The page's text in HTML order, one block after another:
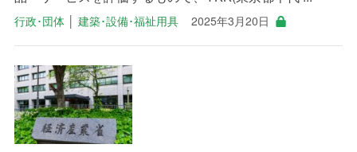
行政･団体│ 建築･設備･福祉用具 2025年3月20日